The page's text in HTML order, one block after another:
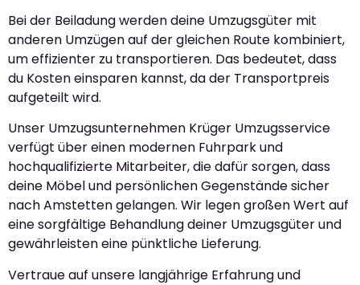
Bei der Beiladung werden deine Umzugsgüter mit
anderen Umzügen auf der gleichen Route kombiniert,
um effizienter zu transportieren. Das bedeutet, dass
du Kosten einsparen kannst, da der Transportpreis
aufgeteilt wird.
Unser Umzugsunternehmen Krüger Umzugsservice
verfügt über einen modernen Fuhrpark und
hochqualifizierte Mitarbeiter, die dafür sorgen, dass
deine Möbel und persönlichen Gegenstände sicher
nach Amstetten gelangen. Wir legen großen Wert auf
eine sorgfältige Behandlung deiner Umzugsgüter und
gewährleisten eine pünktliche Lieferung.
Vertraue auf unsere langjährige Erfahrung und